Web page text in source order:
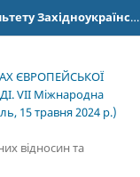
Наукові заходи Юридичного факультету Західноукраїнського національного університету
ЄВРОПЕЙСЬКОЇ
VІІ Міжнародна
15 травня 2024 р.)
відносин та